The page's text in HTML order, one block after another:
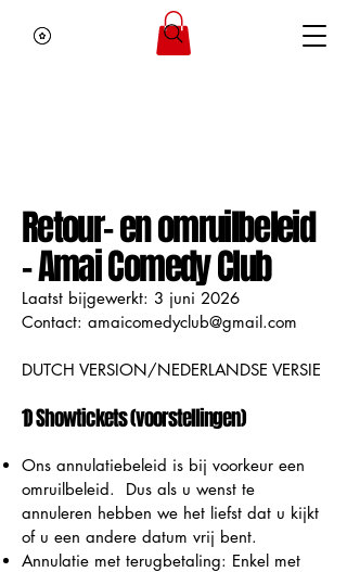
Retour- en omruilbeleid
– Amai Comedy Club
Laatst bijgewerkt: 3 juni 2026
Contact: amaicomedyclub@gmail.com
DUTCH VERSION/NEDERLANDSE VERSIE
1) Showtickets (voorstellingen)
Ons annulatiebeleid is bij voorkeur een
omruilbeleid. Dus als u wenst te
annuleren hebben we het liefst dat u kijkt
of u een andere datum vrij bent.
Annulatie met terugbetaling: Enkel met